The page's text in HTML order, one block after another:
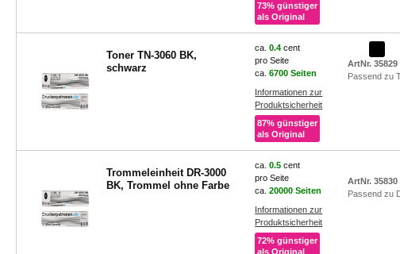
73% günstiger
als Original
Toner TN-3060 BK,
schwarz
ca.0.4cent
pro Seite
ca.6700 Seiten
Informationen zur
Produktsicherheit
87% günstiger
als Original
ArtNr. 35829
Passend zu
Trommeleinheit DR-3000
BK, Trommel ohne Farbe
ca.0.5cent
pro Seite
ca.20000 Seiten
Informationen zur
Produktsicherheit
72% günstiger
als Original
ArtNr. 35830
Passend zu